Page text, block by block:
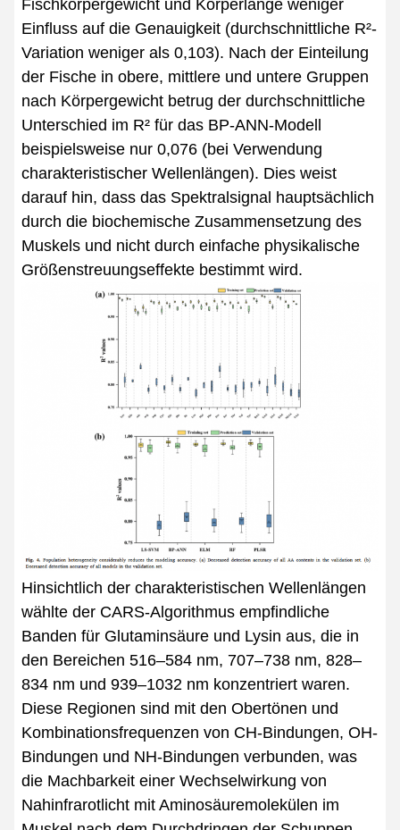
Fischkörpergewicht und Körperlänge weniger
Einfluss auf die Genauigkeit (durchschnittliche R²-
Variation weniger als 0,103). Nach der Einteilung
der Fische in obere, mittlere und untere Gruppen
nach Körpergewicht betrug der durchschnittliche
Unterschied im R² für das BP-ANN-Modell
beispielsweise nur 0,076 (bei Verwendung
charakteristischer Wellenlängen). Dies weist
darauf hin, dass das Spektralsignal hauptsächlich
durch die biochemische Zusammensetzung des
Muskels und nicht durch einfache physikalische
Größenstreuungseffekte bestimmt wird.
Hinsichtlich der charakteristischen Wellenlängen
wählte der CARS-Algorithmus empfindliche
Banden für Glutaminsäure und Lysin aus, die in
den Bereichen 516–584 nm, 707–738 nm, 828–
834 nm und 939–1032 nm konzentriert waren.
Diese Regionen sind mit den Obertönen und
Kombinationsfrequenzen von CH-Bindungen, OH-
Bindungen und NH-Bindungen verbunden, was
die Machbarkeit einer Wechselwirkung von
Nahinfrarotlicht mit Aminosäuremolekülen im